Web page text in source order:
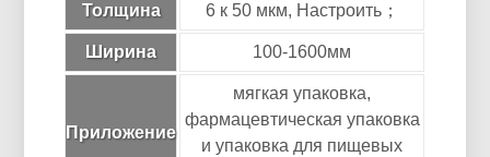
Толщина 6 к 50 мкм, Настроить；
Ширина 100-1600мм
Приложение
мягкая упаковка,
фармацевтическая упаковка
и упаковка для пищевых